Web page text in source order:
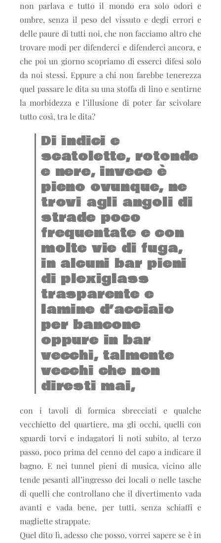
non parlava e tutto il mondo era solo odori e
ombre, senza il peso del vissuto e degli errori e
delle paure di tutti noi, che non facciamo altro che
trovare modi per difenderci e difenderci ancora, e
che poi un giorno scopriamo di esserci difesi solo
da noi stessi. Eppure a chi non farebbe tenerezza
quel passare le dita su una stoffa di lino e sentirne
la morbidezza e l’illusione di poter far scivolare
tutto così, tra le dita?
Di indici e
scatolette, rotonde
e nere, invece è
pieno ovunque, ne
trovi agli angoli di
strade poco
frequentate e con
molte vie di fuga,
in alcuni bar pieni
di plexiglass
trasparente e
lamine d’acciaio
per bancone
oppure in bar
vecchi, talmente
vecchi che non
diresti mai,
con i tavoli di formica sbrecciati e qualche
vecchietto del quartiere, ma gli occhi, quelli con
sguardi torvi e indagatori li noti subito, al terzo
passo, poco prima del cenno del capo a indicare il
bagno. E nei tunnel pieni di musica, vicino alle
tende pesanti all’ingresso dei locali o nelle tasche
di quelli che controllano che il divertimento vada
avanti e vada bene, per tutti, senza schiaffi e
magliette strappate.
Quel dito lì, adesso che posso, vorrei sapere se è in